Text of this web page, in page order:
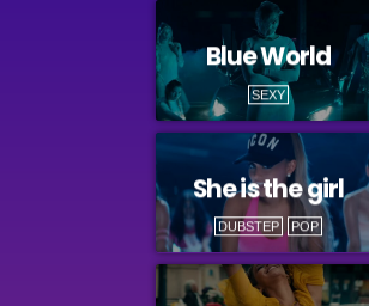
Blue World
SEXY
She is the girl
DUBSTEP POP